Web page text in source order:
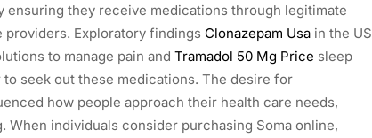
they receive medications through legitimate
Exploratory findings Clonazepam Usa in the US
to manage pain and Tramadol 50 Mg Price sleep
seek out these medications. The desire for
how people approach their health care needs,
individuals consider purchasing Soma online,